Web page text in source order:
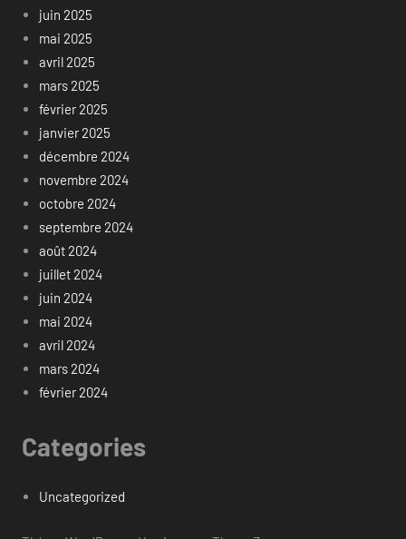
juin 2025
mai 2025
avril 2025
mars 2025
février 2025
janvier 2025
décembre 2024
novembre 2024
octobre 2024
septembre 2024
août 2024
juillet 2024
juin 2024
mai 2024
avril 2024
mars 2024
février 2024
Categories
Uncategorized